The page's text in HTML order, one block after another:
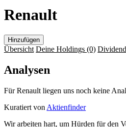
Renault
Hinzufügen
Übersicht Deine Holdings (0)
Analysen
Für Renault liegen uns noch keine
Kuratiert von Aktienfinder
Wir arbeiten hart, um Hürden für den